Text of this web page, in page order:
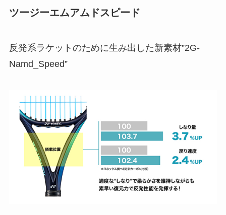
ツージーエムアムドスピード
反発系ラケットのために生み出した新素材”2G-
Namd_Speed”